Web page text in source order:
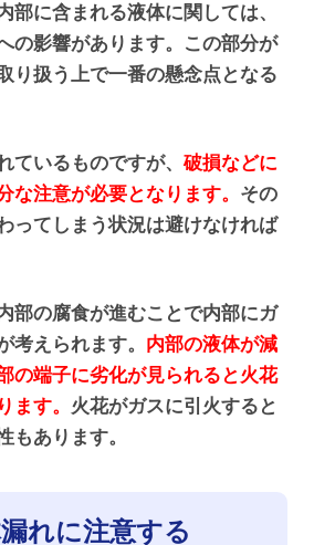
部に含まれる液体に関しては、
の影響があります。この部分が
り扱う上で一番の懸念点となる
ているものですが、 破損などに
な注意が必要となります。 その
ってしまう状況は避けなければ
部の腐食が進むことで内部にガ
考えられます。 内部の液体が減
の端子に劣化が見られると火花
ます。 火花がガスに引火すると
もあります。
れに注意する